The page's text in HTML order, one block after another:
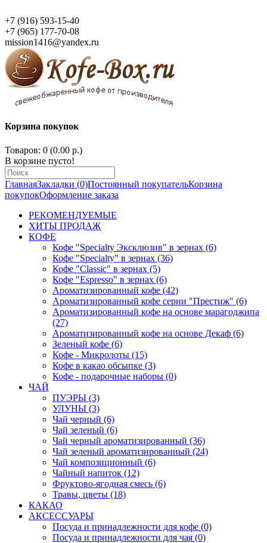
+7 (916) 593-15-40
+7 (965) 177-70-08
mission1416@yandex.ru
Корзина покупок
Товаров: 0 (0.00 р.)
В корзине пусто!
ГлавнаяЗакладки (0)Постоянный покупательКорзина
покупокОформление заказа
РЕКОМЕНДУЕМЫЕ
ХИТЫ ПРОДАЖ
КОФЕ
Кофе "Specialty Эксклюзив" в зернах (6)
Кофе "Specialty" в зернах (36)
Кофе "Classic" в зернах (5)
Кофе "Espresso" в зернах (6)
Ароматизированный кофе (42)
Ароматизированный кофе серии "Престиж" (6)
Ароматизированный кофе на основе марагоджипа
(27)
Ароматизированный кофе на основе Декаф (6)
Зеленый кофе (6)
Кофе - Микролоты (15)
Кофе в какао обсыпке (3)
Кофе - подарочные наборы (0)
ЧАЙ
ПУЭРЫ (3)
УЛУНЫ (3)
Чай черный (6)
Чай зеленый (6)
Чай черный ароматизированный (36)
Чай зеленый ароматизированный (24)
Чай композиционный (6)
Чайный напиток (12)
Фруктово-ягодная смесь (6)
Травы, цветы (18)
КАКАО
АКСЕССУАРЫ
Посуда и принадлежности для кофе (0)
Посуда и принадлежности для чая (0)